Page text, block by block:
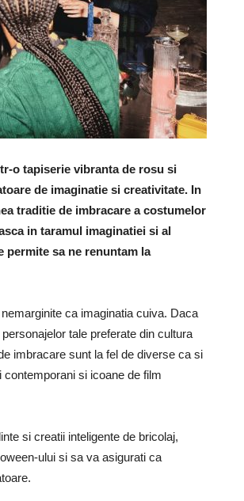
o tapiserie vibranta de rosu si
de imaginatie si creativitate. In
traditie de imbracare a costumelor
in taramul imaginatiei si al
permite sa ne renuntam la
ca imaginatia cuiva. Daca
tale preferate din cultura
imbracare sunt la fel de diverse ca si
si icoane de film
si creatii inteligente de bricolaj,
ului si sa va asigurati ca